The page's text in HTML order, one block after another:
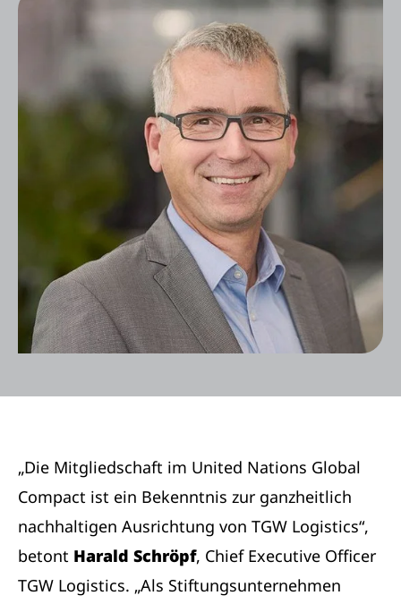
„Die Mitgliedschaft im United Nations Global
Compact ist ein Bekenntnis zur ganzheitlich
nachhaltigen Ausrichtung von TGW Logistics“,
betont Harald Schröpf, Chief Executive Officer
TGW Logistics. „Als Stiftungsunternehmen